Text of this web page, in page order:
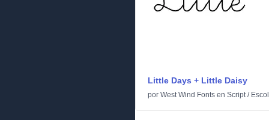
Little Days + Little Daisy
por West Wind Fonts en Script/